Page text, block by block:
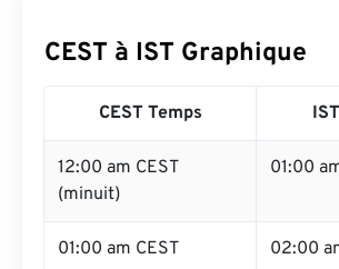
CEST à IST Graphique
CEST Temps
12:00 am CEST
(minuit)
01:00
01:00 am CEST 02:00